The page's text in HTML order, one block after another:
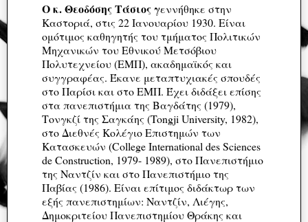
Ο κ. Θεοδόσης Τάσιος γεννήθηκε στην
Καστοριά, στις 22 Ιανουαρίου 1930. Είναι
ομότιμος καθηγητής του τμήματος Πολιτικών
Μηχανικών του Εθνικού Μετσόβιου
Πολυτεχνείου (ΕΜΠ), ακαδημαϊκός και
συγγραφέας. Έκανε μεταπτυχιακές σπουδές
στο Παρίσι και στο ΕΜΠ. Έχει διδάξει επίσης
στα πανεπιστήμια της Βαγδάτης (1979),
Τονγκζί της Σαγκάης (Tongji University, 1982),
στο Διεθνές Κολέγιο Επιστημών των
Κατασκευών (College International des Sciences
de Construction, 1979- 1989), στο Πανεπιστήμιο
της Ναντζίν και στο Πανεπιστήμιο της
Παβίας (1986). Είναι επίτιμος διδάκτωρ των
εξής πανεπιστημίων: Ναντζίν, Λιέγης,
Δημοκριτείου Πανεπιστημίου Θράκης και